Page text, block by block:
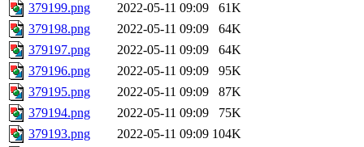
379199.png
2022-05-11 09:09
61K
379198.png
2022-05-11 09:09
64K
379197.png
2022-05-11 09:09
64K
379196.png
2022-05-11 09:09
95K
379195.png
2022-05-11 09:09
87K
379194.png
2022-05-11 09:09
75K
379193.png
2022-05-11 09:09 104K